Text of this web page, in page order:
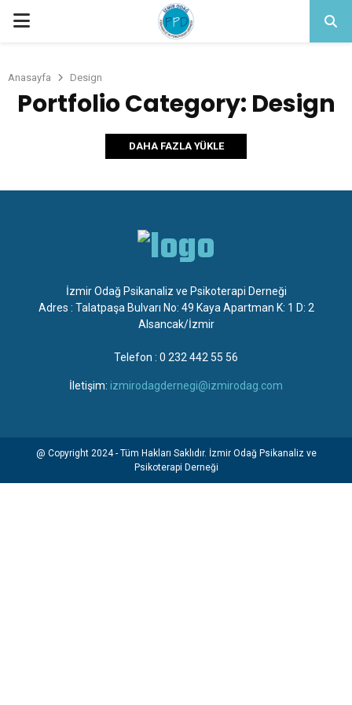
PRIMARY
Anasayfa Design
Portfolio Category: Design
DAHA FAZLA YÜKLE
İzmir Odağ Psikanaliz ve Psikoterapi Derneği
Adres : Talatpaşa Bulvarı No: 49 Kaya Apartman K: 1 D: 2
Alsancak/İzmir
Telefon : 0 232 442 55 56
İletişim: izmirodagdernegi@izmirodag.com
@ Copyright 2024 - Tüm Hakları Saklıdır. İzmir Odağ Psikanaliz ve
Psikoterapi Derneği